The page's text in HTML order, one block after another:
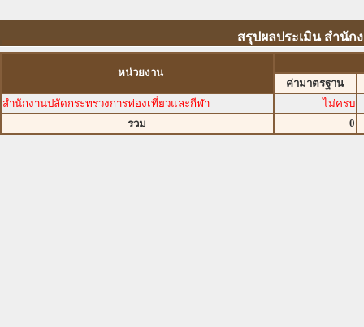
สรุปผลประเมิน สำนัก
หน่วยงาน
ค่ามาตรฐาน
สำนักงานปลัดกระทรวงการท่องเที่ยวและกีฬา
ไม่ครบ
รวม
0